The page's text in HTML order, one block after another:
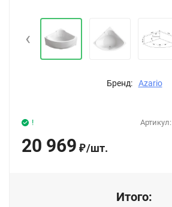
‹
Бренд: Azario
Артикул:
!
20 969 ₽/шт.
Итого: